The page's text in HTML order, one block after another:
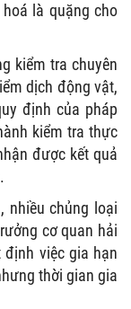
là quặng cho
kiểm tra chuyên
dịch động vật,
định của pháp
kiểm tra thực
được kết quả
nhiều chủng loại
cơ quan hải
việc gia hạn
thời gian gia